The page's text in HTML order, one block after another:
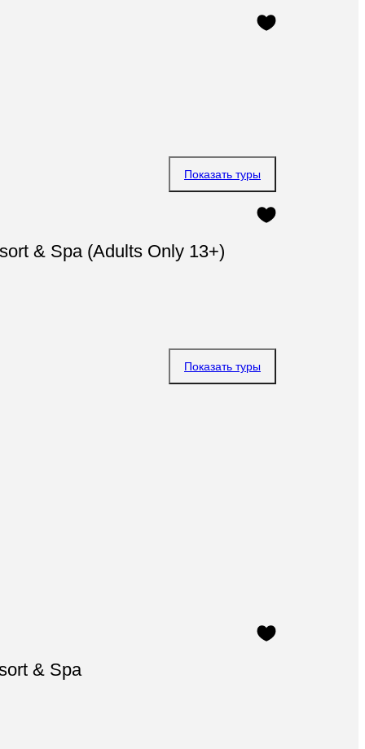
Показать туры
& Spa (Adults Only 13+)
Показать туры
& Spa